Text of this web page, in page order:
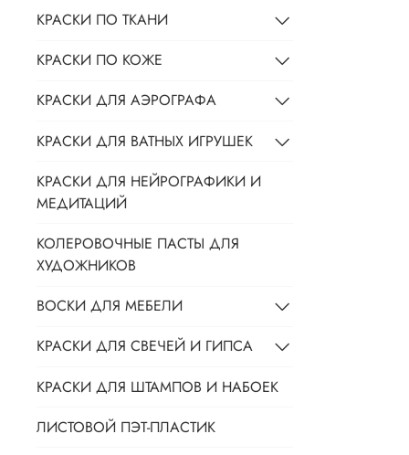
КРАСКИ ПО ТКАНИ
КРАСКИ ПО КОЖЕ
КРАСКИ ДЛЯ АЭРОГРАФА
КРАСКИ ДЛЯ ВАТНЫХ ИГРУШЕК
КРАСКИ ДЛЯ НЕЙРОГРАФИКИ И
МЕДИТАЦИЙ
КОЛЕРОВОЧНЫЕ ПАСТЫ ДЛЯ
ХУДОЖНИКОВ
ВОСКИ ДЛЯ МЕБЕЛИ
КРАСКИ ДЛЯ СВЕЧЕЙ И ГИПСА
КРАСКИ ДЛЯ ШТАМПОВ И НАБОЕК
ЛИСТОВОЙ ПЭТ-ПЛАСТИК